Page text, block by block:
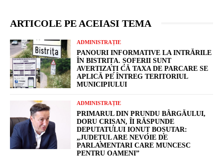
ARTICOLE PE ACEIASI TEMA
ADMINISTRAȚIE
PANOURI INFORMATIVE LA INTRĂRILE
ÎN BISTRIȚA. ȘOFERII SUNT
AVERTIZAȚI CĂ TAXA DE PARCARE SE
APLICĂ PE ÎNTREG TERITORIUL
MUNICIPIULUI
ADMINISTRAȚIE
PRIMARUL DIN PRUNDU BÂRGĂULUI,
DORU CRIȘAN, ÎI RĂSPUNDE
DEPUTATULUI IONUȚ BOȘUTAR:
„JUDEȚUL ARE NEVOIE DE
PARLAMENTARI CARE MUNCESC
PENTRU OAMENI”